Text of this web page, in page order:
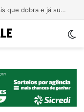
Estrada entre Roca Sales e Muçum é liberada após serviços de manutenção